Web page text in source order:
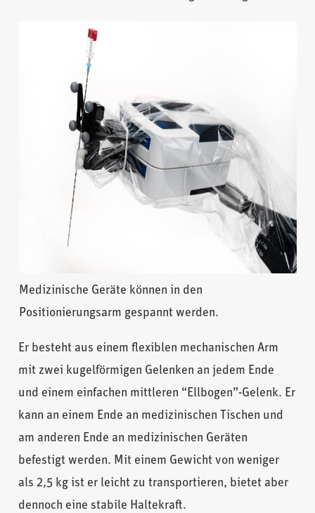
Medizinische Geräte können in den
Positionierungsarm gespannt werden.
Er besteht aus einem flexiblen mechanischen Arm
mit zwei kugelförmigen Gelenken an jedem Ende
und einem einfachen mittleren “Ellbogen”-Gelenk. Er
kann an einem Ende an medizinischen Tischen und
am anderen Ende an medizinischen Geräten
befestigt werden. Mit einem Gewicht von weniger
als 2,5 kg ist er leicht zu transportieren, bietet aber
dennoch eine stabile Haltekraft.